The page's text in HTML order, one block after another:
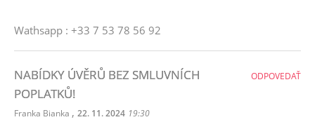
Wathsapp : +33 7 53 78 56 92
NABÍDKY ÚVĚRŮ BEZ SMLUVNÍCH
POPLATKŮ!
Franka Bianka , 22. 11. 2024 19:30
ODPOVEDAŤ